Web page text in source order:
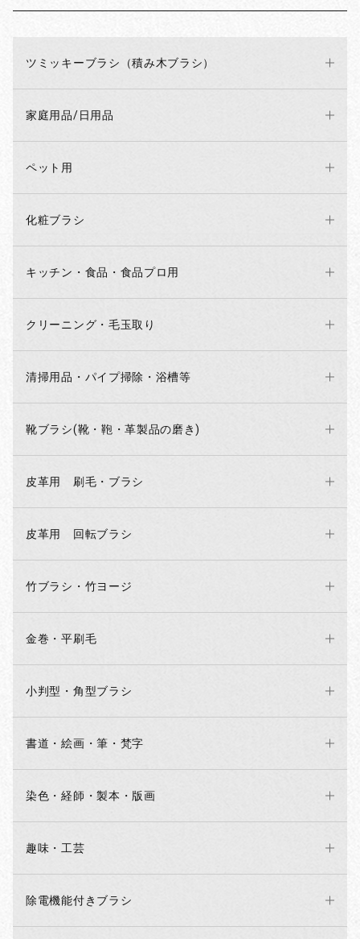
ツミッキーブラシ（積み木ブラシ）
家庭用品/日用品
ペット用
化粧ブラシ
キッチン・食品・食品プロ用
クリーニング・毛玉取り
清掃用品・パイプ掃除・浴槽等
靴ブラシ(靴・鞄・革製品の磨き)
皮革用 刷毛・ブラシ
皮革用 回転ブラシ
竹ブラシ・竹ヨージ
金巻・平刷毛
小判型・角型ブラシ
書道・絵画・筆・梵字
染色・経師・製本・版画
趣味・工芸
除電機能付きブラシ
お買い物を続ける